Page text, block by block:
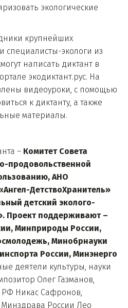
экологические
крупнейших
специалисты-экологи из
написать диктант в
экодиктант.рус. На
видеоуроки, с помощью
к диктанту, а также
материалы.
– Комитет Совета
продовольственной
АНО
ДетствоХранитель»
детский эколого-
Проект поддерживают –
Минприроды России,
Минобрнауки
России, Минэнерго
деятели культуры, науки
Олег Газманов,
Никас Сафронов,
России Лео